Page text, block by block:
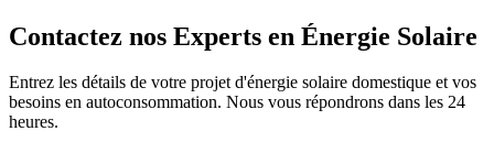
Contactez nos Experts en Énergie Solaire
Entrez les détails de votre projet d'énergie solaire domestique et vos
besoins en autoconsommation. Nous vous répondrons dans les 24
heures.